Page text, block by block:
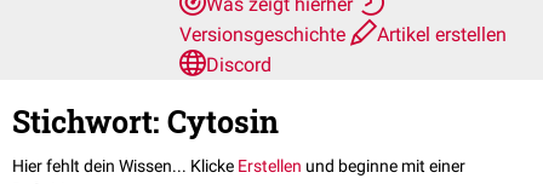
Versionsgeschichte
Artikel erstellen
Discord
Stichwort: Cytosin
Hier fehlt dein Wissen... Klicke Erstellen und beginne mit einer